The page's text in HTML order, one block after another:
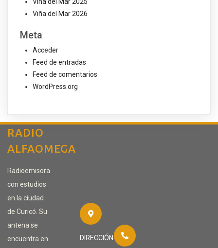
Viña del Mar 2026
Meta
Acceder
Feed de entradas
Feed de comentarios
WordPress.org
RADIO
ALFAOMEGA
Radioemisora
con estudios
en la ciudad
de Curicó. Su
antena se
encuentra en
DIRECCIÓN